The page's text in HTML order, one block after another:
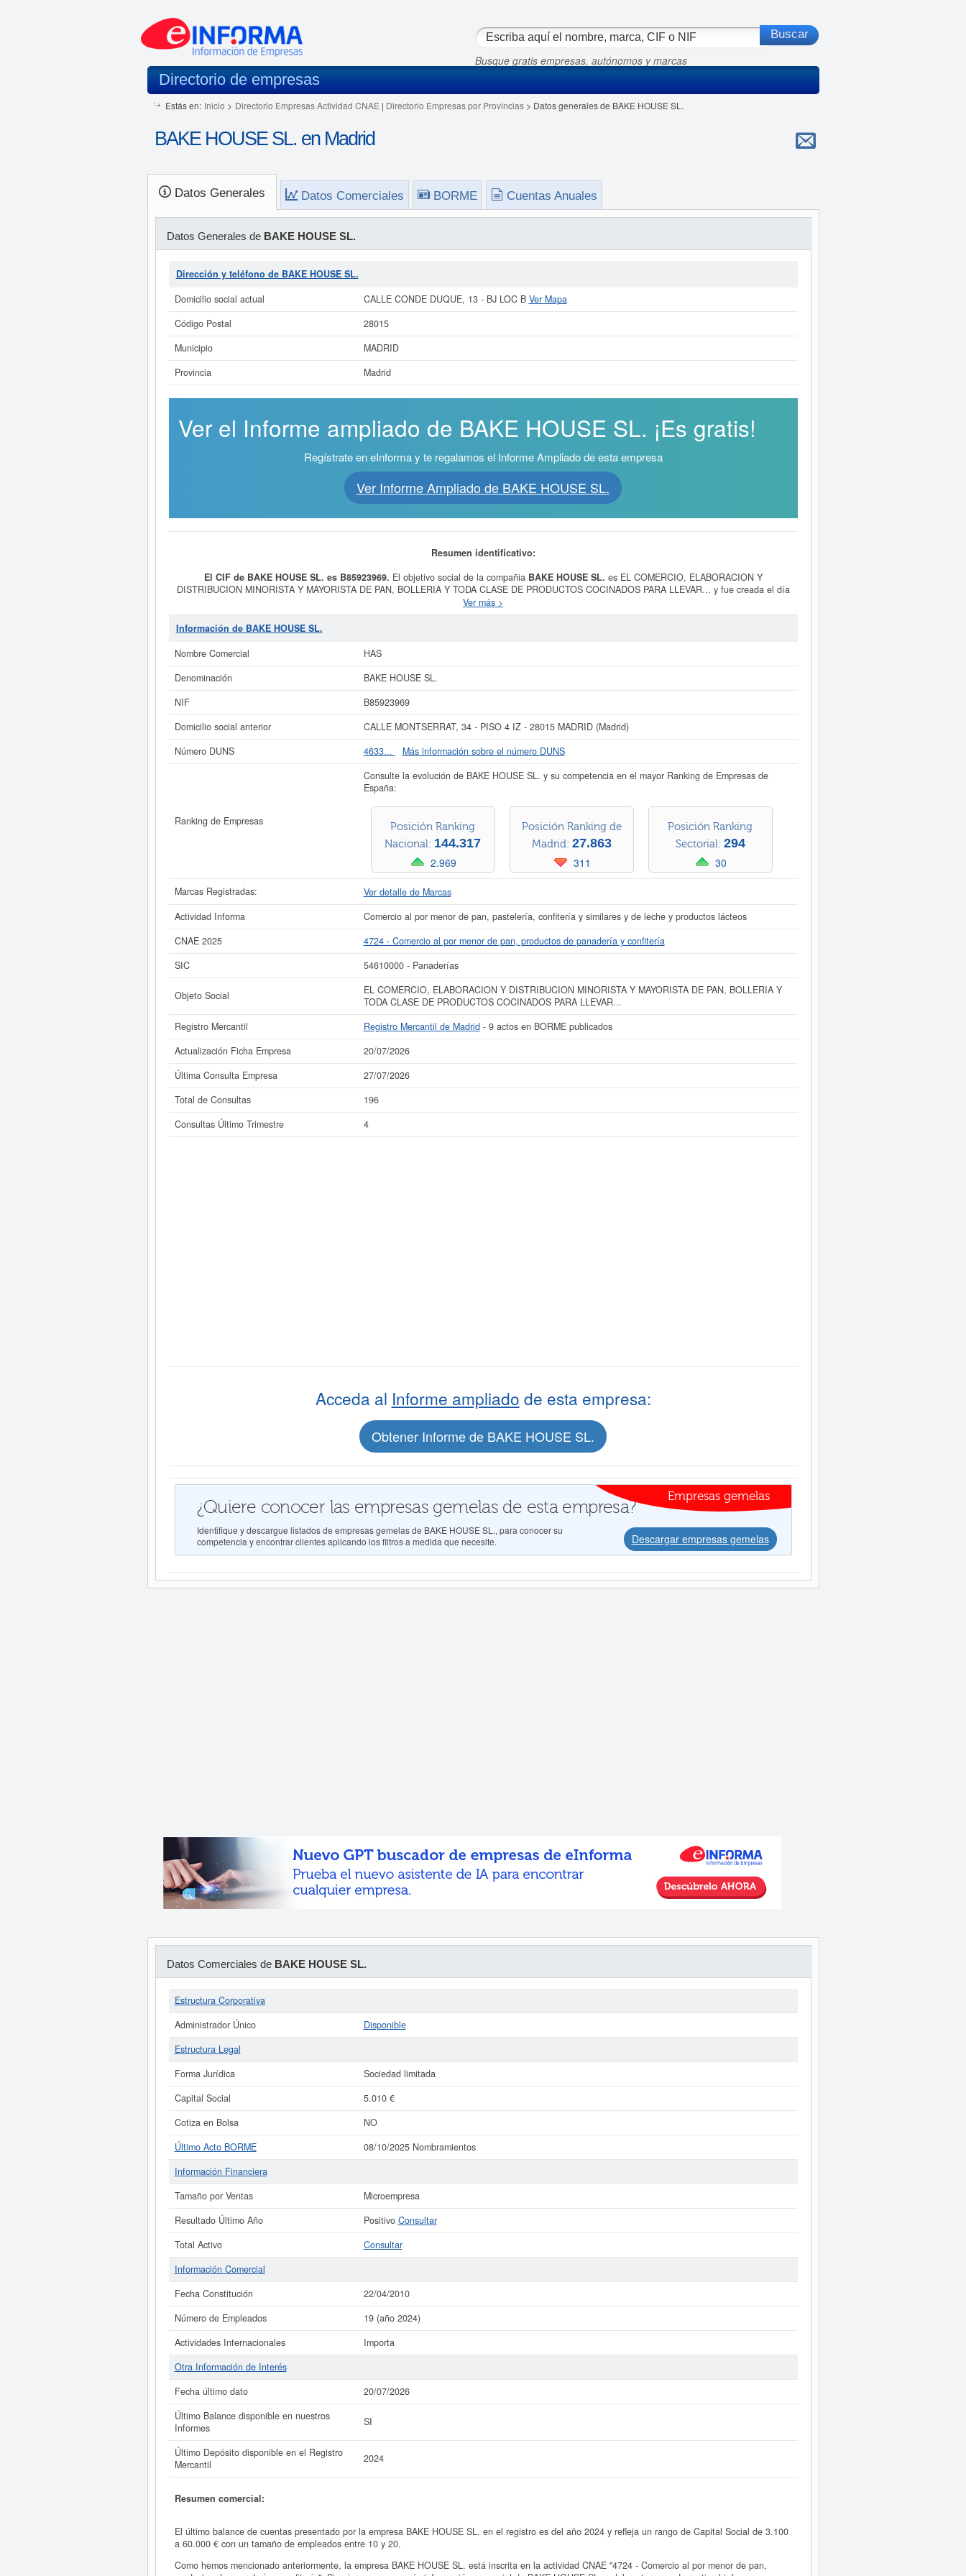
Busque gratis empresas, autónomos y marcas
Directorio de empresas
Estás en: Inicio > Directorio Empresas Actividad CNAE | Directorio Empresas por Provincias> Datos generales de BAKE HOUSE SL.
BAKE HOUSE SL. en Madrid
Datos Generales Datos Comerciales BORME Cuentas Anuales
Datos Generales de BAKE HOUSE SL.
Dirección y teléfono de BAKE HOUSE SL.
Domicilio social actual
CALLE CONDE DUQUE, 13 - BJ LOC B Ver Mapa
Código Postal
28015
Municipio
MADRID
Provincia
Madrid
Ver el Informe ampliado de BAKE HOUSE SL. ¡Es gratis!
Regístrate en eInforma y te regalamos el Informe Ampliado de esta empresa
Ver Informe Ampliado de BAKE HOUSE SL.
Resumen identificativo:
El CIF de BAKE HOUSE SL. es B85923969. El objetivo social de la compañia BAKE HOUSE SL. es EL COMERCIO, ELABORACION Y
DISTRIBUCION MINORISTA Y MAYORISTA DE PAN, BOLLERIA Y TODA CLASE DE PRODUCTOS COCINADOS PARA LLEVAR... y fue creada el día
22/04/2010. La clase CNAE a la que pertenece es 4724 - Comercio al por menor de pan, productos de panadería y confitería. El número de
HOUSE SL.en la clasificación del SIC es el 54610000. La empresaBAKE HOUSE SL.cuenta con un total de 19. Esta empresa acumula 196
consultas, la última se ha producido el 27/07/2026. Consulte en esta página las subvenciones que esta empresa y las relacionadas de su sector
aparece dada de alta en la provincia Madrid del Registro Mercantil.
Si está interesado en conocer más datos de la empresa BAKE HOUSE SL. puede
SL. y consultar los resultados de sus años de actividad, así como los balances y cuentas de resultados disponibles.
La última actualización del informe de empresa se ha realizado el 20/07/2026.
Ver más >
Información de BAKE HOUSE SL.
Nombre Comercial
HAS
Denominación
BAKE HOUSE SL.
NIF
B85923969
Domicilio social anterior
CALLE MONTSERRAT, 34 - PISO 4 IZ - 28015 MADRID (Madrid)
Número DUNS
4633... Más información sobre el número DUNS
Ranking de Empresas
Consulte la evolución de BAKE HOUSE SL. y su competencia en el mayor Ranking de Empresas de
España:
Posición Ranking
Nacional: 144.317
2.969
Posición Ranking de
Madrid: 27.863
311
Posición Ranking
Sectorial: 294
30
Marcas Registradas:
Ver detalle de Marcas
Actividad Informa
Comercio al por menor de pan, pastelería, confitería y similares y de leche y productos lácteos
CNAE 2025
4724 - Comercio al por menor de pan, productos de panadería y confitería
SIC
54610000 - Panaderías
Objeto Social
EL COMERCIO, ELABORACION Y DISTRIBUCION MINORISTA Y MAYORISTA DE PAN, BOLLERIA Y
TODA CLASE DE PRODUCTOS COCINADOS PARA LLEVAR...
Registro Mercantil
Registro Mercantil de Madrid- 9 actos en BORME publicados
Actualización Ficha Empresa
20/07/2026
Última Consulta Empresa
27/07/2026
Total de Consultas
196
Consultas Último Trimestre
4
Acceda al Informe ampliado de esta empresa:
Obtener Informe de BAKE HOUSE SL.
Empresas gemelas
¿Quiere conocer las empresas gemelas de esta empresa?
Identifique y descargue listados de empresas gemelas de BAKE HOUSE SL., para conocer su
competencia y encontrar clientes aplicando los filtros a medida que necesite.
Descargar empresas gemelas
Datos Comerciales de BAKE HOUSE SL.
Estructura Corporativa
Administrador Único
Disponible
Estructura Legal
Forma Jurídica
Sociedad limitada
Capital Social
5.010 €
Cotiza en Bolsa
NO
Último Acto BORME
08/10/2025 Nombramientos
Información Financiera
Tamaño por Ventas
Microempresa
Resultado Último Año
Positivo Consultar
Total Activo
Consultar
Información Comercial
Fecha Constitución
22/04/2010
Número de Empleados
19 (año 2024)
Actividades Internacionales
Importa
Otra Información de Interés
Fecha último dato
20/07/2026
Último Balance disponible en nuestros
Informes
SI
Último Depósito disponible en el Registro
Mercantil
2024
Resumen comercial:
El último balance de cuentas presentado por la empresa BAKE HOUSE SL. en el registro es del año 2024 y refleja un rango de Capital Social de 3.100
a 60.000 € con un tamaño de empleados entre 10 y 20.
Como hemos mencionado anteriormente, la empresa BAKE HOUSE SL. está inscrita en la actividad CNAE "4724 - Comercio al por menor de pan,